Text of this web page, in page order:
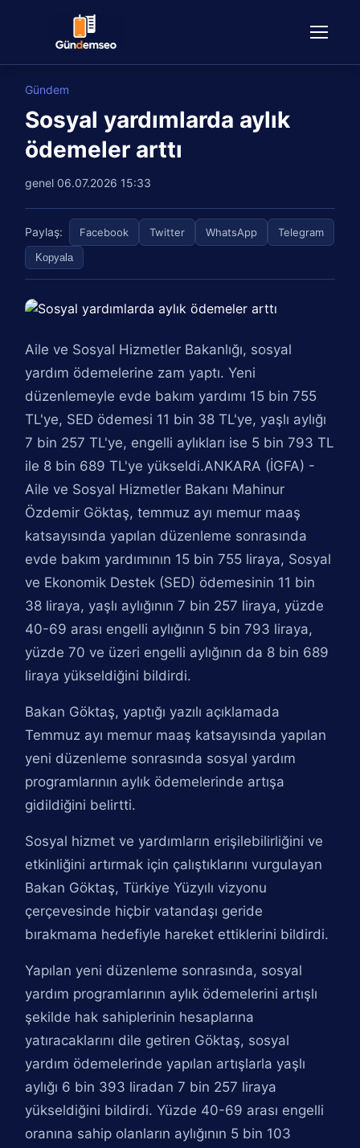
Gündem
Sosyal yardımlarda aylık
ödemeler arttı
genel 06.07.2026 15:33
Paylaş: Facebook Twitter WhatsApp Telegram
Kopyala
Aile ve Sosyal Hizmetler Bakanlığı, sosyal
yardım ödemelerine zam yaptı. Yeni
düzenlemeyle evde bakım yardımı 15 bin 755
TL'ye, SED ödemesi 11 bin 38 TL'ye, yaşlı aylığı
7 bin 257 TL'ye, engelli aylıkları ise 5 bin 793 TL
ile 8 bin 689 TL'ye yükseldi.ANKARA (İGFA) -
Aile ve Sosyal Hizmetler Bakanı Mahinur
Özdemir Göktaş, temmuz ayı memur maaş
katsayısında yapılan düzenleme sonrasında
evde bakım yardımının 15 bin 755 liraya, Sosyal
ve Ekonomik Destek (SED) ödemesinin 11 bin
38 liraya, yaşlı aylığının 7 bin 257 liraya, yüzde
40-69 arası engelli aylığının 5 bin 793 liraya,
yüzde 70 ve üzeri engelli aylığının da 8 bin 689
liraya yükseldiğini bildirdi.
Bakan Göktaş, yaptığı yazılı açıklamada
Temmuz ayı memur maaş katsayısında yapılan
yeni düzenleme sonrasında sosyal yardım
programlarının aylık ödemelerinde artışa
gidildiğini belirtti.
Sosyal hizmet ve yardımların erişilebilirliğini ve
etkinliğini artırmak için çalıştıklarını vurgulayan
Bakan Göktaş, Türkiye Yüzyılı vizyonu
çerçevesinde hiçbir vatandaşı geride
bırakmama hedefiyle hareket ettiklerini bildirdi.
Yapılan yeni düzenleme sonrasında, sosyal
yardım programlarının aylık ödemelerini artışlı
şekilde hak sahiplerinin hesaplarına
yatıracaklarını dile getiren Göktaş, sosyal
yardım ödemelerinde yapılan artışlarla yaşlı
aylığı 6 bin 393 liradan 7 bin 257 liraya
yükseldiğini bildirdi. Yüzde 40-69 arası engelli
oranına sahip olanların aylığının 5 bin 103